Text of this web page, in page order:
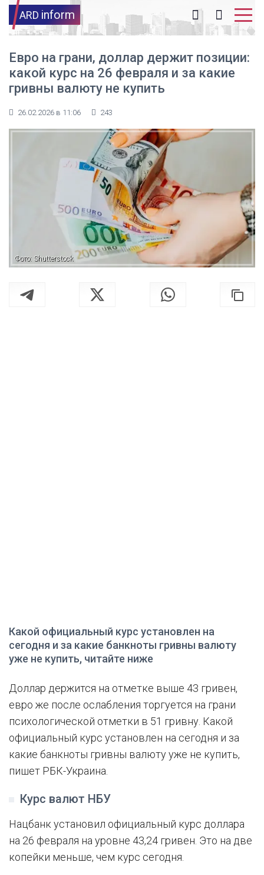
ARD inform
Евро на грани, доллар держит позиции:
какой курс на 26 февраля и за какие
гривны валюту не купить
26.02.2026 в 11:06 243
Фото: Shutterstock
Какой официальный курс установлен на
сегодня и за какие банкноты гривны валюту
уже не купить, читайте ниже
Доллар держится на отметке выше 43 гривен,
евро же после ослабления торгуется на грани
психологической отметки в 51 гривну. Какой
официальный курс установлен на сегодня и за
какие банкноты гривны валюту уже не купить,
пишет РБК-Украина.
Курс валют НБУ
Нацбанк установил официальный курс доллара
на 26 февраля на уровне 43,24 гривен. Это на две
копейки меньше, чем курс сегодня.